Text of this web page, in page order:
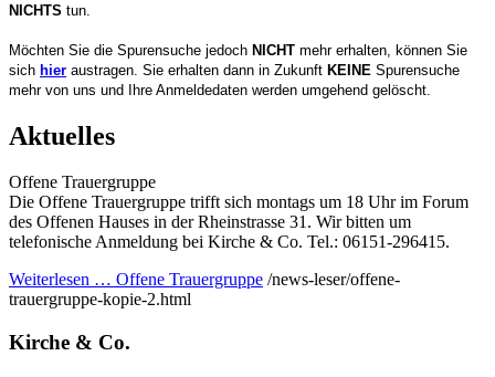
NICHTS tun.
Möchten Sie die Spurensuche jedoch NICHT mehr erhalten, können Sie
sich hier austragen. Sie erhalten dann in Zukunft KEINE Spurensuche
mehr von uns und Ihre Anmeldedaten werden umgehend gelöscht.
Aktuelles
Offene Trauergruppe
Die Offene Trauergruppe trifft sich montags um 18 Uhr im Forum
des Offenen Hauses in der Rheinstrasse 31. Wir bitten um
telefonische Anmeldung bei Kirche & Co. Tel.: 06151-296415.
Weiterlesen … Offene Trauergruppe /news-leser/offene-
trauergruppe-kopie-2.html
Kirche & Co.